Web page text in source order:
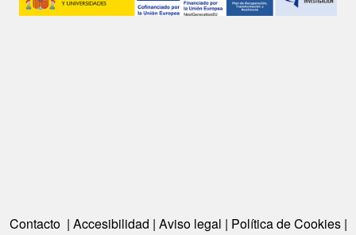
Contacto | Accesibilidad | Aviso legal | Política de Cookies |